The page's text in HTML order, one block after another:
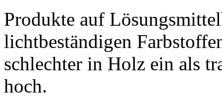
Produkte auf
lichtbeständigen
schlechter in Holz ein als
hoch.